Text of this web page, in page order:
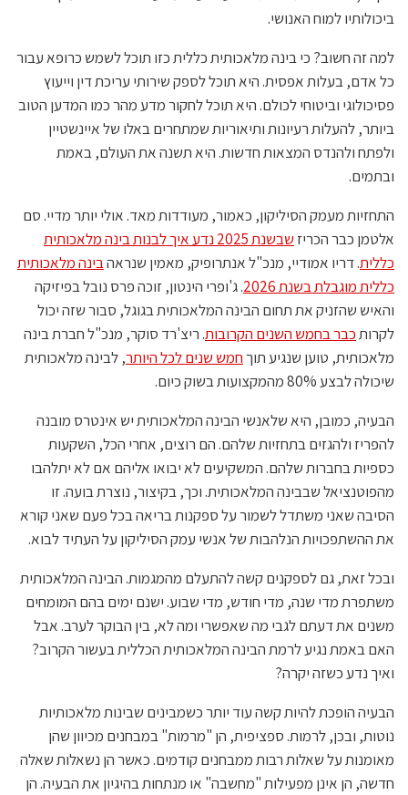
ביכולותיו למוח האנושי.
למה זה חשוב? כי בינה מלאכותית כללית כזו תוכל לשמש כרופא עבור
כל אדם, בעלות אפסית. היא תוכל לספק שירותי עריכת דין וייעוץ
פסיכולוגי וביטוחי לכולם. היא תוכל לחקור מדע מהר כמו המדען הטוב
ביותר, להעלות רעיונות ותיאוריות שמתחרים באלו של איינשטיין
ולפתח ולהנדס המצאות חדשות. היא תשנה את העולם, באמת
ובתמים.
התחזיות מעמק הסיליקון, כאמור, מעודדות מאד. אולי יותר מדיי. סם
אלטמן כבר הכריז
שבשנת 2025 נדע איך לבנות בינה מלאכותית
כללית. דריו אמודיי, מנכ"ל אנתרופיק, מאמין שנראהבינה מלאכותית
כללית מוגבלת בשנת 2026
. ג'ופרי הינטון, זוכה פרס נובל בפיזיקה
והאיש שהזניק את תחום הבינה המלאכותית בגוגל, סבור שזה יכול
לקרותכבר בחמש השנים הקרובות. ריצ'רד סוקר, מנכ"ל חברת בינה
מלאכותית, טוען שנגיע תוךחמש שנים לכל היותר, לבינה מלאכותית
שיכולה לבצע 80% מהמקצועות בשוק כיום.
הבעיה, כמובן, היא שלאנשי הבינה המלאכותית יש אינטרס מובנה
להפריז ולהגזים בתחזיות שלהם. הם רוצים, אחרי הכל, השקעות
כספיות בחברות שלהם. המשקיעים לא יבואו אליהם אם לא יתלהבו
מהפוטנציאל שבבינה המלאכותית. וכך, בקיצור, נוצרת בועה. זו
הסיבה שאני משתדל לשמור על ספקנות בריאה בכל פעם שאני קורא
את ההשתפכויות הנלהבות של אנשי עמק הסיליקון על העתיד לבוא.
ובכל זאת, גם לספקנים קשה להתעלם מהמגמות. הבינה המלאכותית
משתפרת מדי שנה, מדי חודש, מדי שבוע. ישנם ימים בהם המומחים
משנים את דעתם לגבי מה שאפשרי ומה לא, בין הבוקר לערב. אבל
האם באמת נגיע לרמת הבינה המלאכותית הכללית בעשור הקרוב?
ואיך נדע כשזה יקרה?
הבעיה הופכת להיות קשה עוד יותר כשמבינים שבינות מלאכותיות
נוטות, ובכן, לרמות. ספציפית, הן "מרמות" במבחנים מכיוון שהן
מאומנות על שאלות רבות ממבחנים קודמים. כאשר הן נשאלות שאלה
חדשה, הן אינן מפעילות "מחשבה" או מנתחות בהיגיון את הבעיה. הן